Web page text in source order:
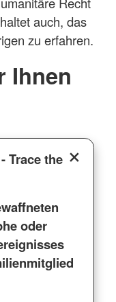
auch, das
zu erfahren.
Ihnen
Trace the
oder